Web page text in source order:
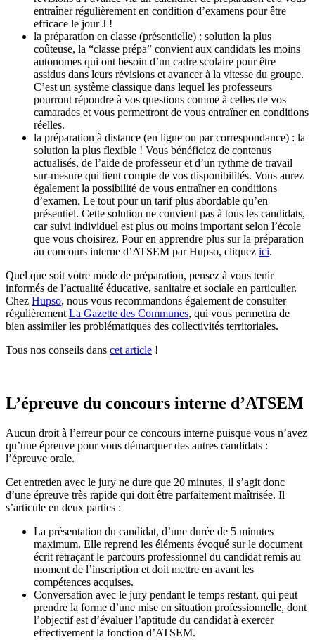
entraîner régulièrement en condition d’examens pour être
efficace le jour J !
la préparation en classe (présentielle) : solution la plus
coûteuse, la “classe prépa” convient aux candidats les moins
autonomes qui ont besoin d’un cadre scolaire pour être
assidus dans leurs révisions et avancer à la vitesse du groupe.
C’est un système classique dans lequel les professeurs
pourront répondre à vos questions comme à celles de vos
camarades et vous permettront de vous entraîner en conditions
réelles.
la préparation à distance (en ligne ou par correspondance) : la
solution la plus flexible ! Vous bénéficiez de contenus
actualisés, de l’aide de professeur et d’un rythme de travail
sur-mesure qui tient compte de vos disponibilités. Vous aurez
également la possibilité de vous entraîner en conditions
d’examen. Le tout pour un tarif plus abordable qu’en
présentiel. Cette solution ne convient pas à tous les candidats,
car suivi individuel est plus ou moins important selon l’école
que vous choisirez. Pour en apprendre plus sur la préparation
au concours interne d’ATSEM par Hupso, cliquez ici.
Quel que soit votre mode de préparation, pensez à vous tenir
informés de l’actualité éducative, sanitaire et sociale en particulier.
Chez Hupso, nous vous recommandons également de consulter
régulièrement La Gazette des Communes, qui vous permettra de
bien assimiler les problématiques des collectivités territoriales.
Tous nos conseils dans cet article !
L’épreuve du concours interne d’ATSEM
Aucun droit à l’erreur pour ce concours interne puisque vous n’avez
qu’une épreuve pour vous démarquer des autres candidats :
l’épreuve orale.
Cet entretien avec le jury ne dure que 20 minutes, il s’agit donc
d’une épreuve très rapide qui doit être parfaitement maîtrisée. Il
s’articule en deux parties :
La présentation du candidat, d’une durée de 5 minutes
maximum. Elle reprend les éléments évoqué sur le document
écrit retraçant le parcours professionnel du candidat remis au
moment de l’inscription et doit mettre en avant les
compétences acquises.
Conversation avec le jury pendant le temps restant, qui peut
prendre la forme d’une mise en situation professionnelle, dont
l’objectif est d’évaluer l’aptitude du candidat à exercer
effectivement la fonction d’ATSEM.